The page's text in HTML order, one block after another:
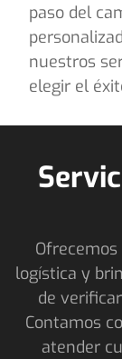
paso del
nuestros
elegir el
logística y
de
Contamos
atender